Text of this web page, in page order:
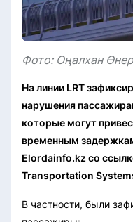
Фото: Оңалхан
На линии LRT
нарушения
которые могут
временным
Elordainfo.kz со
Transportation
В частности, были